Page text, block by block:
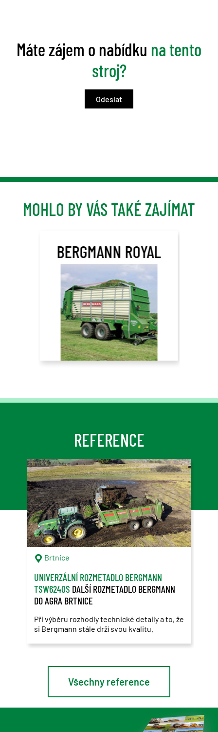
Máte zájem o nabídku na tento
stroj?
MOHLO BY VÁS TAKÉ ZAJÍMAT
BERGMANN ROYAL
REFERENCE
Brtnice
UNIVERZÁLNÍ ROZMETADLO BERGMANN
TSW6240S
DO AGRA BRTNICE
Při výběru rozhodly technické detaily a to, že
si Bergmann stále drží svou kvalitu.
Všechny reference